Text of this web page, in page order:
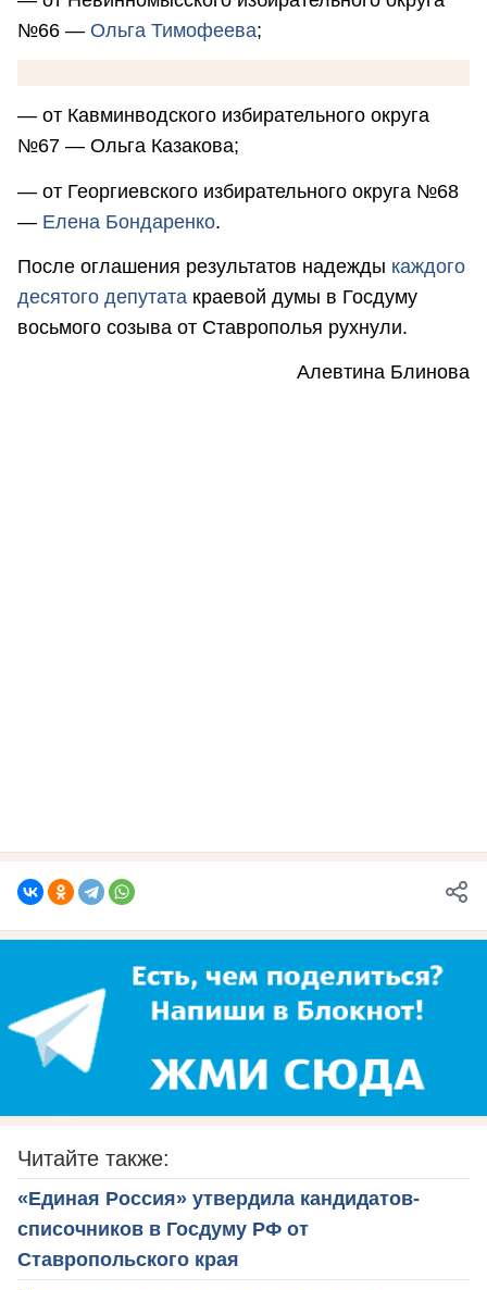
№66 — Ольга Тимофеева;
— от Кавминводского избирательного округа
№67 — Ольга Казакова;
— от Георгиевского избирательного округа №68
— Елена Бондаренко.
После оглашения результатов надежды каждого
десятого депутата краевой думы в Госдуму
восьмого созыва от Ставрополья рухнули.
Алевтина Блинова
Читайте также:
«Единая Россия» утвердила кандидатов-
списочников в Госдуму РФ от
Ставропольского края